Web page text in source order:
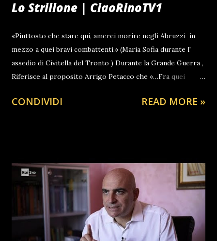
Lo Strillone | CiaoRinoTV1
«Piuttosto che stare qui, amerei morire negli Abruzzi in
mezzo a quei bravi combattenti.» (Maria Sofia durante l'
assedio di Civitella del Tronto ) Durante la Grande Guerra ,
Riferisce al proposito Arrigo Petacco che «…Fra quei
Distribuisce, come a Gaeta, bons bons e sigari» Maria Sofia
ereditati dalla nonna paterna, la duchessa Amalia in Baviera
; aveva portamento nobile e insieme maniere molto
graziose ». Nel 1858 fu promessa in sposa, diciassettenne,
a Francesco , erede al trono delle Due Sicilie ,
inizialmente conosciuto solo attraverso l'immagine di una
miniatura . Il matrimonio serviva a rafforzare il legame
CONDIVIDI READ MORE »